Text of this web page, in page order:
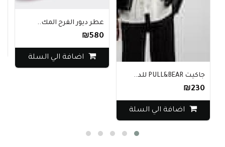
جاكيت PULL&BEAR للد..
₪230
اضافة الي السلة
عطر ديور الفرح المك..
₪580
اضافة الي السلة